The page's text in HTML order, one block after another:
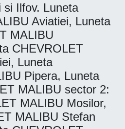
si Ilfov. Luneta
Aviatiei, Luneta
MALIBU
CHEVROLET
Luneta
Pipera, Luneta
MALIBU sector 2:
MALIBU Mosilor,
MALIBU Stefan